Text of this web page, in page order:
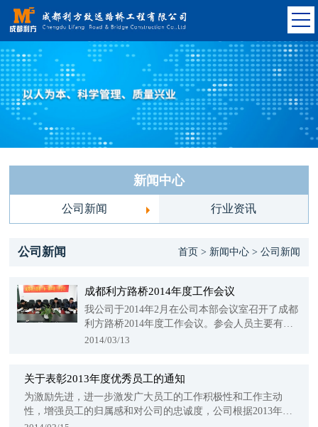
新闻中心
公司新闻 行业资讯
公司新闻 首页 > 新闻中心 > 公司新闻
成都利方路桥2014年度工作会议
我公司于2014年2月在公司本部会议室召开了成都
利方路桥2014年度工作会议。参会人员主要有公
司中高层及各项目、部...
2014/03/13
关于表彰2013年度优秀员工的通知
为激励先进，进一步激发广大员工的工作积极性和工作主动
性，增强员工的归属感和对公司的忠诚度，公司根据2013年度